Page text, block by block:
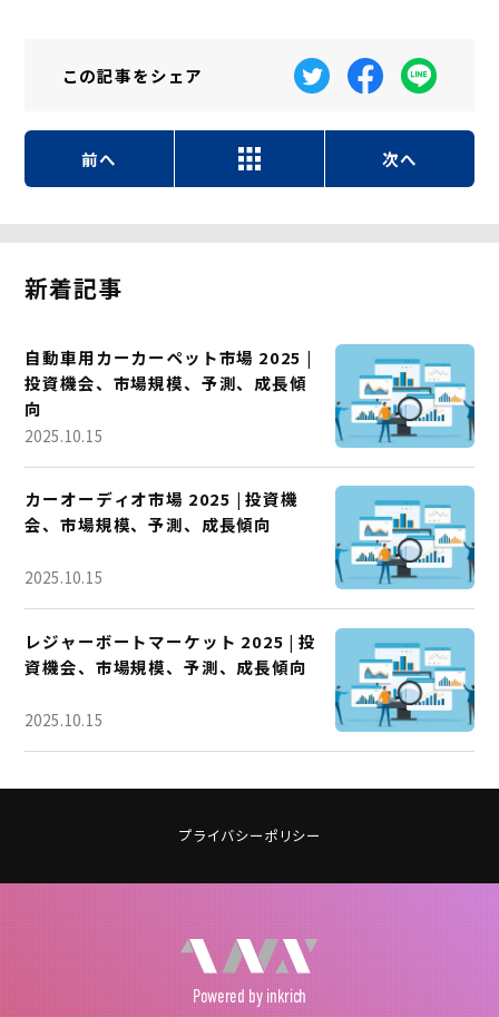
この記事をシェア
前へ 次へ
新着記事
自動車用カーカーペット市場 2025 |
投資機会、市場規模、予測、成長傾
向
2025.10.15
カーオーディオ市場 2025 | 投資機
会、市場規模、予測、成長傾向
2025.10.15
レジャーボートマーケット 2025 | 投
資機会、市場規模、予測、成長傾向
2025.10.15
プライバシーポリシー
Powered by inkrich